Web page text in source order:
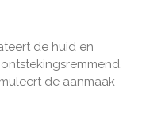
de huid en
de aanmaak